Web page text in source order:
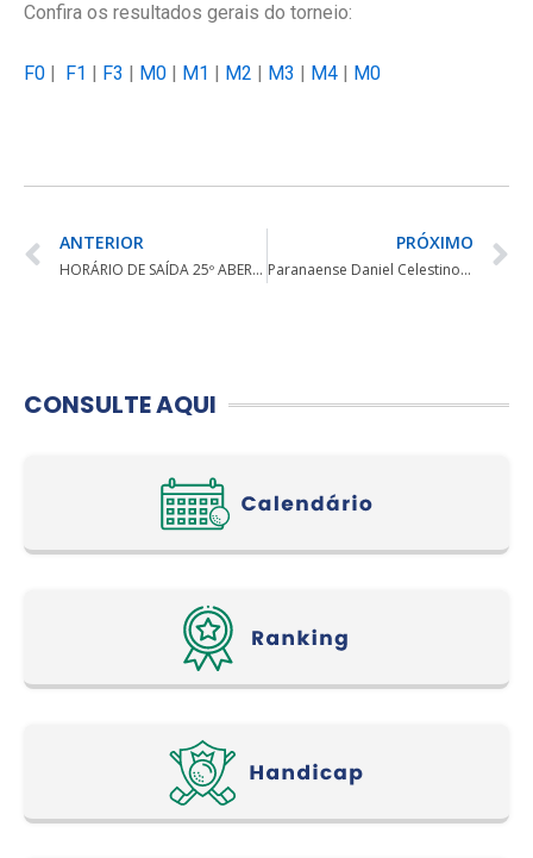
Confira os resultados gerais do torneio:
F0 | F1 | F3 | M0 | M1 | M2 | M3 | M4 | M0
ANTERIOR
HORÁRIO DE SAÍDA 25º ABERTO DA CIDADE DE JOINVILLE
PRÓXIMO
Paranaense Daniel Celestino representa o Brasil no Junior Open Championship 2016
CONSULTE AQUI